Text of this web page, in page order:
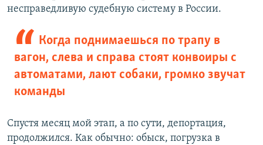
несправедливую судебную систему в России.
Когда поднимаешься по трапу в
вагон, слева и справа стоят конвоиры с
автоматами, лают собаки, громко звучат
команды
Спустя месяц мой этап, а по сути, депортация,
продолжился. Как обычно: обыск, погрузка в